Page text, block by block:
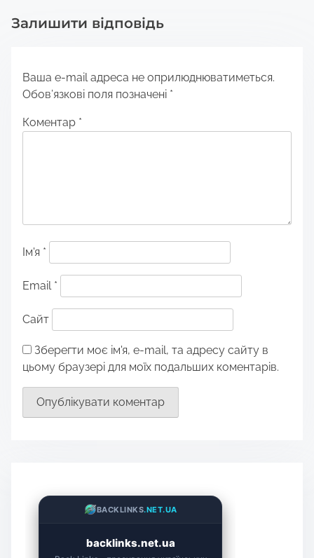
Залишити відповідь
Ваша e-mail адреса не оприлюднюватиметься.
Обов’язкові поля позначені *
Коментар *
Ім'я *
Email *
Сайт
Зберегти моє ім'я, e-mail, та адресу сайту в
цьому браузері для моїх подальших коментарів.